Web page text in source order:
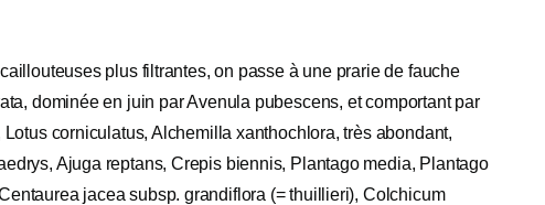
plus filtrantes, on passe à une prarie de fauche
dominée en juin par Avenula pubescens, et comportant par
corniculatus, Alchemilla xanthochlora, très abondant,
Ajuga reptans, Crepis biennis, Plantago media, Plantago
jacea subsp. grandiflora (= thuillieri), Colchicum